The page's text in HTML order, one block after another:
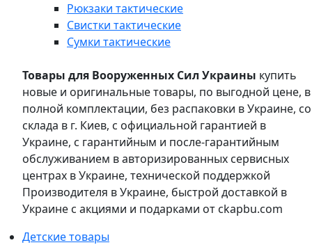
Рюкзаки тактические
Свистки тактические
Сумки тактические
Товары для Вооруженных Сил Украины купить
новые и оригинальные товары, по выгодной цене, в
полной комплектации, без распаковки в Украине, со
склада в г. Киев, с официальной гарантией в
Украине, с гарантийным и после-гарантийным
обслуживанием в авторизированных сервисных
центрах в Украине, технической поддержкой
Производителя в Украине, быстрой доставкой в
Украине с акциями и подарками от ckapbu.com
Детские товары